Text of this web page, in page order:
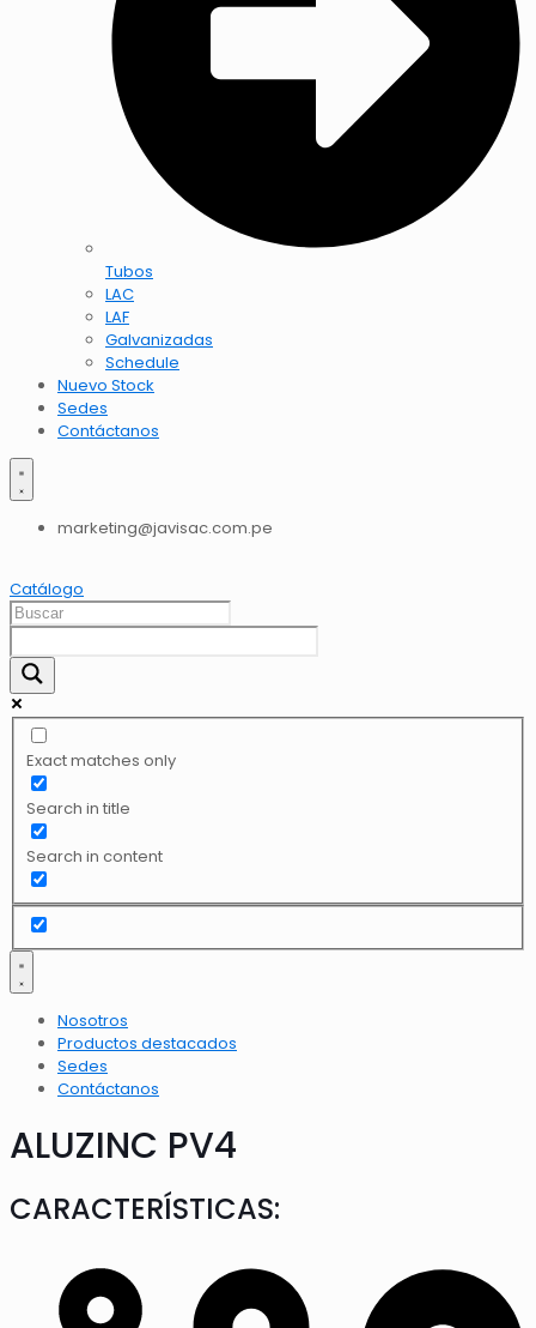
Tubos
LAC
LAF
Galvanizadas
Schedule
Nuevo Stock
Sedes
Contáctanos
marketing@javisac.com.pe
Catálogo
Exact matches only
Search in title
Search in content
Nosotros
Productos destacados
Sedes
Contáctanos
ALUZINC PV4
CARACTERÍSTICAS: